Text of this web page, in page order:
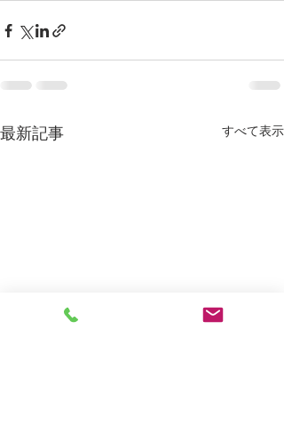
最新記事 すべて表示